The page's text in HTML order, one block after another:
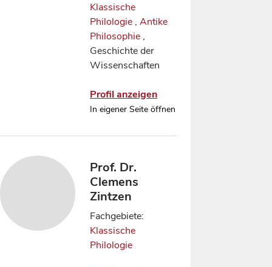
Klassische
Philologie , Antike
Philosophie ,
Geschichte der
Wissenschaften
Profil anzeigen
In eigener Seite öffnen
Prof. Dr.
Clemens
Zintzen
Fachgebiete:
Klassische
Philologie